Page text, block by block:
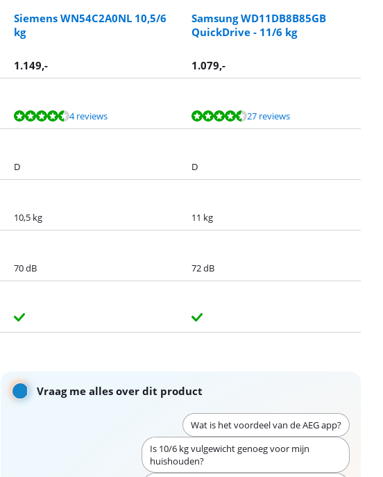
Siemens WN54C2A0NL 10,5/6
kg
Samsung WD11DB8B85GB
QuickDrive - 11/6 kg
1.149,- 1.079,-
4 reviews 27 reviews
D D
10,5 kg 11 kg
70 dB 72 dB
Vraag me alles over dit product
Wat is het voordeel van de AEG app?
Is 10/6 kg vulgewicht genoeg voor mijn
huishouden?